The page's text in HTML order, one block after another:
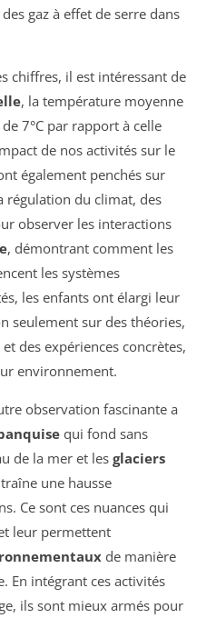
gaz à effet de serre dans
chiffres, il est intéressant de
, la température moyenne
7°C par rapport à celle
de nos activités sur le
également penchés sur
régulation du climat, des
observer les interactions
, démontrant comment les
les systèmes
les enfants ont élargi leur
seulement sur des théories,
des expériences concrètes,
environnement.
observation fascinante a
qui fond sans
de la mer et les glaciers
une hausse
Ce sont ces nuances qui
leur permettent
de manière
En intégrant ces activités
ils sont mieux armés pour